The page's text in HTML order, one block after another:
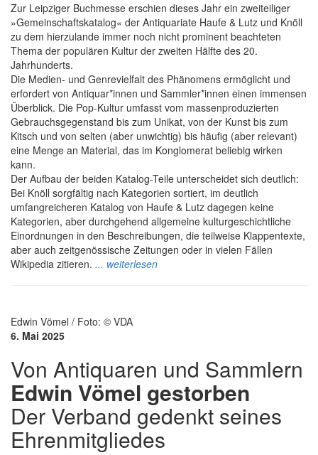
Zur Leipziger Buchmesse erschien dieses Jahr ein zweiteiliger
»Gemeinschaftskatalog« der Antiquariate Haufe & Lutz und Knöll
zu dem hierzulande immer noch nicht prominent beachteten
Thema der populären Kultur der zweiten Hälfte des 20.
Jahrhunderts.
Die Medien- und Genrevielfalt des Phänomens ermöglicht und
erfordert von Antiquar*innen und Sammler*innen einen immensen
Überblick. Die Pop-Kultur umfasst vom massenproduzierten
Gebrauchsgegenstand bis zum Unikat, von der Kunst bis zum
Kitsch und von selten (aber unwichtig) bis häufig (aber relevant)
eine Menge an Material, das im Konglomerat beliebig wirken
kann.
Der Aufbau der beiden Katalog-Teile unterscheidet sich deutlich:
Bei Knöll sorgfältig nach Kategorien sortiert, im deutlich
umfangreicheren Katalog von Haufe & Lutz dagegen keine
Kategorien, aber durchgehend allgemeine kulturgeschichtliche
Einordnungen in den Beschreibungen, die teilweise Klappentexte,
aber auch zeitgenössische Zeitungen oder in vielen Fällen
Wikipedia zitieren. ... weiterlesen
Edwin Vömel / Foto: © VDA
6. Mai 2025
Von Antiquaren und Sammlern
Edwin Vömel gestorben
Der Verband gedenkt seines
Ehrenmitgliedes